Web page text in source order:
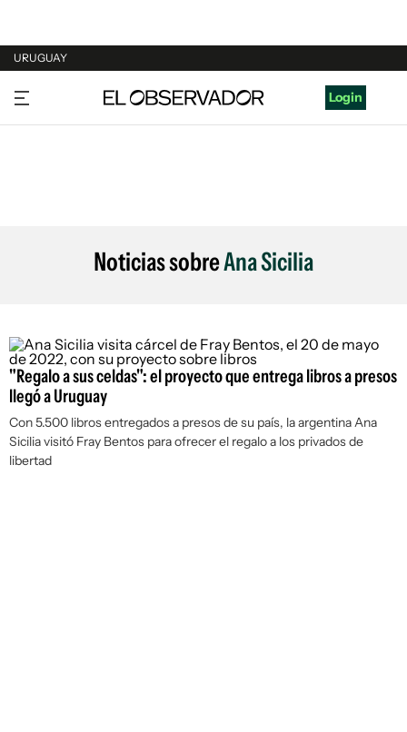
URUGUAY
URUGUAY
ARGENTINA
Login
Noticias sobreAna Sicilia
"Regalo a sus celdas": el proyecto que entrega libros a presos
llegó a Uruguay
Con 5.500 libros entregados a presos de su país, la argentina Ana
Sicilia visitó Fray Bentos para ofrecer el regalo a los privados de
libertad